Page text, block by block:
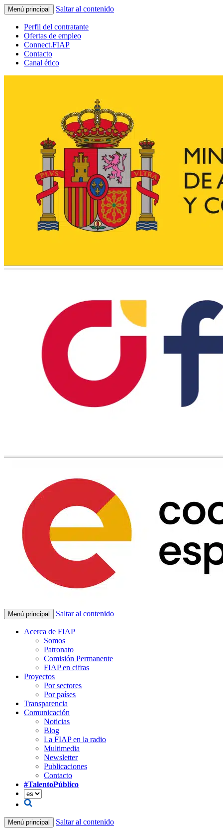
Menú principal Saltar al contenido
Perfil del contratante
Ofertas de empleo
Connect.FIAP
Contacto
Canal ético
Menú principal Saltar al contenido
Acerca de FIAP
Somos
Patronato
Comisión Permanente
FIAP en cifras
Proyectos
Por sectores
Por países
Transparencia
Comunicación
Noticias
Blog
La FIAP en la radio
Multimedia
Newsletter
Publicaciones
Contacto
#TalentoPúblico
Menú principal Saltar al contenido